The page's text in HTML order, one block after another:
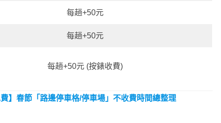
每趟+50元
每趟+50元
每趟+50元 (按錶收費)
】春節「路邊停車格/停車場」不收費時間總整理